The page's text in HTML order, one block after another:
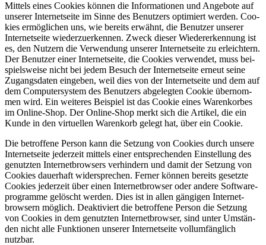
Mit­tels eines Coo­kies kön­nen die Infor­ma­tio­nen und Ange­bo­te auf
unse­rer Inter­net­sei­te im Sin­ne des Benut­zers opti­miert wer­den. Coo­
kies ermög­li­chen uns, wie bereits erwähnt, die Benut­zer unse­rer
Inter­net­sei­te wie­der­zu­er­ken­nen. Zweck die­ser Wie­der­erken­nung ist
es, den Nut­zern die Ver­wen­dung unse­rer Inter­net­sei­te zu erleich­tern.
Der Benut­zer einer Inter­net­sei­te, die Coo­kies ver­wen­det, muss bei­
spiels­wei­se nicht bei jedem Besuch der Inter­net­sei­te erneut sei­ne
Zugangs­da­ten ein­ge­ben, weil dies von der Inter­net­sei­te und dem auf
dem Com­pu­ter­sys­tem des Benut­zers abge­leg­ten Coo­kie über­nom­
men wird. Ein wei­te­res Bei­spiel ist das Coo­kie eines Waren­kor­bes
im Online-Shop. Der Online-Shop merkt sich die Arti­kel, die ein
Kun­de in den vir­tu­el­len Waren­korb gelegt hat, über ein Cookie.
Die betrof­fe­ne Per­son kann die Set­zung von Coo­kies durch unse­re
Inter­net­sei­te jeder­zeit mit­tels einer ent­spre­chen­den Ein­stel­lung des
genutz­ten Inter­net­brow­sers ver­hin­dern und damit der Set­zung von
Coo­kies dau­er­haft wider­spre­chen. Fer­ner kön­nen bereits gesetz­te
Coo­kies jeder­zeit über einen Inter­net­brow­ser oder ande­re Soft­ware­
pro­gram­me gelöscht wer­den. Dies ist in allen gän­gi­gen Inter­net­
brow­sern mög­lich. Deak­ti­viert die betrof­fe­ne Per­son die Set­zung
von Coo­kies in dem genutz­ten Inter­net­brow­ser, sind unter Umstän­
den nicht alle Funk­tio­nen unse­rer Inter­net­sei­te voll­um­fäng­lich
nutzbar.